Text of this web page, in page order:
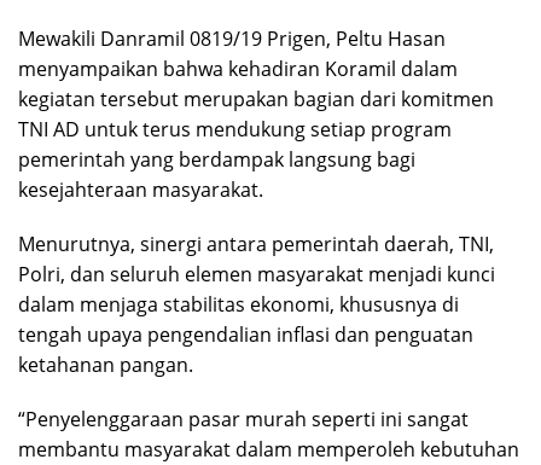
Mewakili Danramil 0819/19 Prigen, Peltu Hasan
menyampaikan bahwa kehadiran Koramil dalam
kegiatan tersebut merupakan bagian dari komitmen
TNI AD untuk terus mendukung setiap program
pemerintah yang berdampak langsung bagi
kesejahteraan masyarakat.
Menurutnya, sinergi antara pemerintah daerah, TNI,
Polri, dan seluruh elemen masyarakat menjadi kunci
dalam menjaga stabilitas ekonomi, khususnya di
tengah upaya pengendalian inflasi dan penguatan
ketahanan pangan.
“Penyelenggaraan pasar murah seperti ini sangat
membantu masyarakat dalam memperoleh kebutuhan